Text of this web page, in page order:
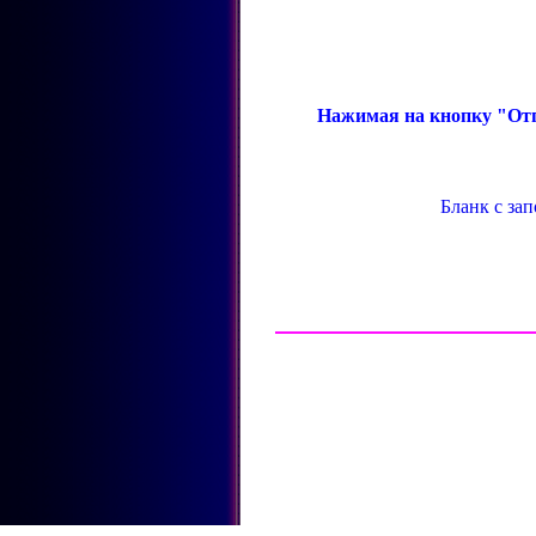
Нажимая на кнопку
Бланк с